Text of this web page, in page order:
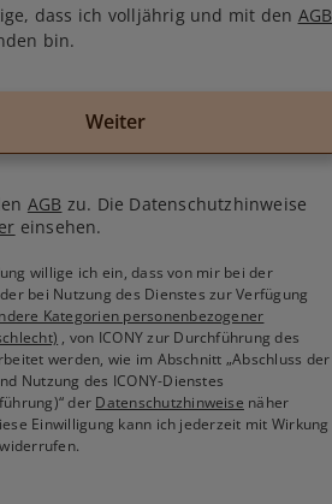
dass ich volljährig und mit den AGB
bin.
Weiter
AGB zu. Die Datenschutzhinweise
einsehen.
willige ich ein, dass von mir bei der
bei Nutzung des Dienstes zur Verfügung
Kategorien personenbezogener
, von ICONY zur Durchführung des
werden, wie im Abschnitt „Abschluss der
Nutzung des ICONY-Dienstes
der Datenschutzhinweise näher
Einwilligung kann ich jederzeit mit Wirkung